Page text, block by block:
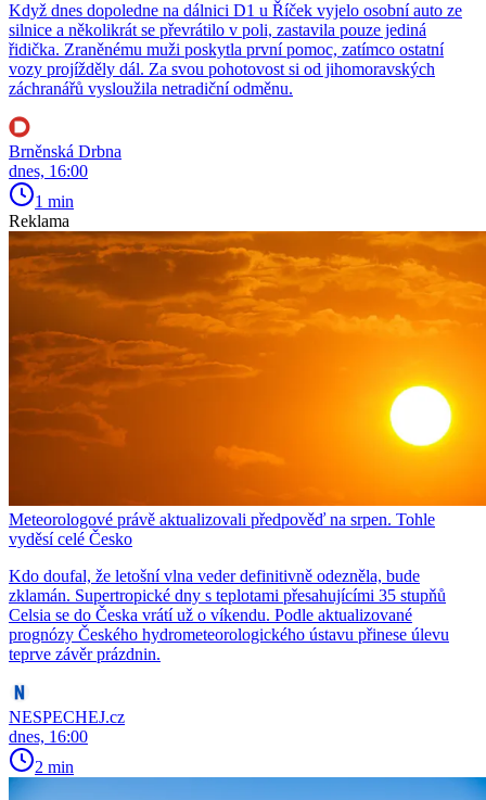
Když dnes dopoledne na dálnici D1 u Říček vyjelo osobní auto ze
silnice a několikrát se převrátilo v poli, zastavila pouze jediná
řidička. Zraněnému muži poskytla první pomoc, zatímco ostatní
vozy projížděly dál. Za svou pohotovost si od jihomoravských
záchranářů vysloužila netradiční odměnu.
Brněnská Drbna
dnes, 16:00
1 min
Reklama
Meteorologové právě aktualizovali předpověď na srpen. Tohle
vyděsí celé Česko
Kdo doufal, že letošní vlna veder definitivně odezněla, bude
zklamán. Supertropické dny s teplotami přesahujícími 35 stupňů
Celsia se do Česka vrátí už o víkendu. Podle aktualizované
prognózy Českého hydrometeorologického ústavu přinese úlevu
teprve závěr prázdnin.
NESPECHEJ.cz
dnes, 16:00
2 min